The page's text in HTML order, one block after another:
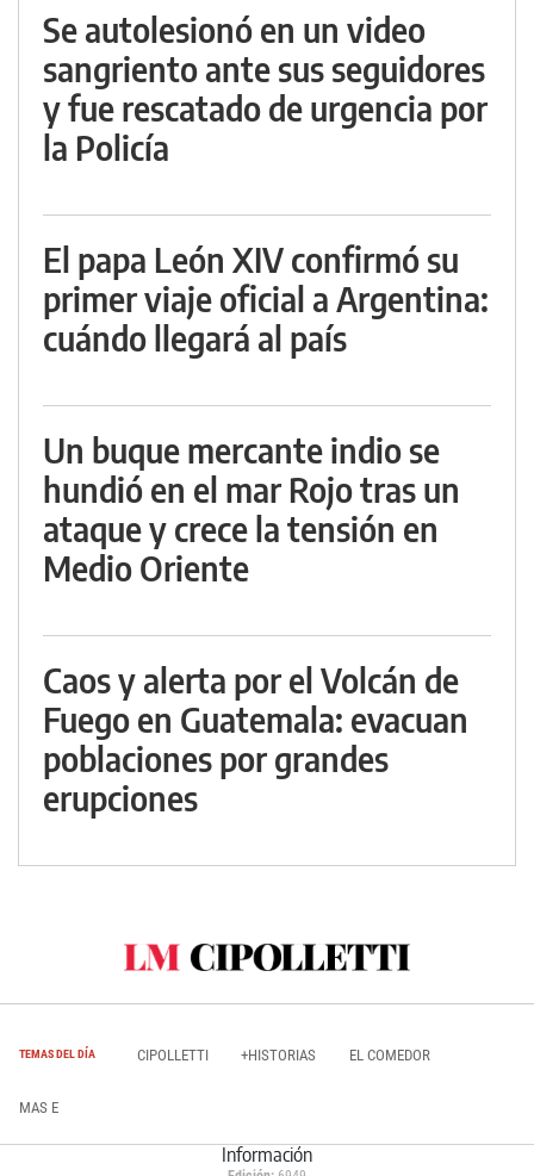
Se autolesionó en un video
sangriento ante sus seguidores
y fue rescatado de urgencia por
la Policía
El papa León XIV confirmó su
primer viaje oficial a Argentina:
cuándo llegará al país
Un buque mercante indio se
hundió en el mar Rojo tras un
ataque y crece la tensión en
Medio Oriente
Caos y alerta por el Volcán de
Fuego en Guatemala: evacuan
poblaciones por grandes
erupciones
TEMAS DEL DÍA CIPOLLETTI +HISTORIAS EL COMEDOR
MAS E
Información